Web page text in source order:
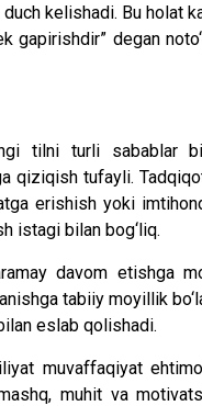
kelishadi. Bu holat
gapirishdir” degan
tilni turli sabablar
qiziqish tufayli.
erishish yoki
istagi bilan bog‘liq.
davom etishga
tabiiy moyillik
eslab qolishadi.
muvaffaqiyat
muhit va